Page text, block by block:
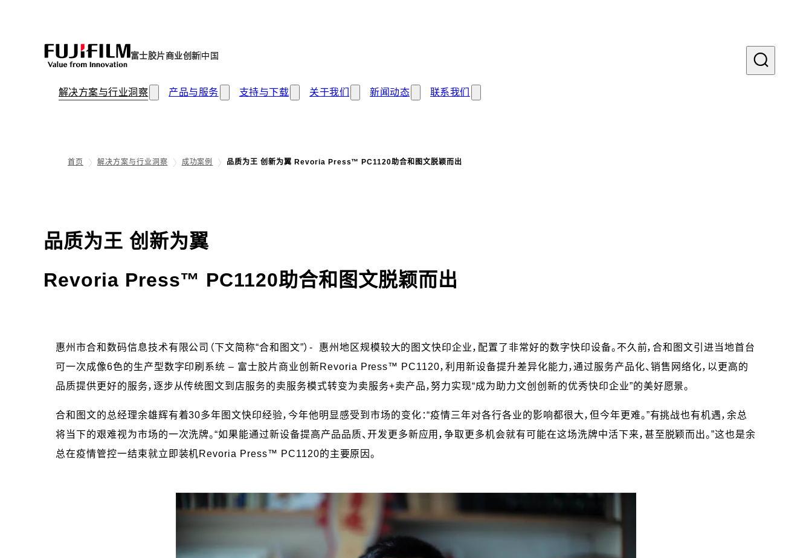
富士胶片商业创新中国
解决方案与行业洞察 产品与服务 支持与下载 关于我们 新闻动态 联系我们
首页 解决方案与行业洞察 成功案例 品质为王 创新为翼 Revoria Press™ PC1120助合和图文脱颖而出
品质为王 创新为翼
Revoria Press™ PC1120助合和图文脱颖而出
惠州市合和数码信息技术有限公司（下文简称“合和图文”）- 惠州地区规模较大的图文快印企业，配置了非常好的数字快印设备。不久前，合和图文引进当地首台
可一次成像6色的生产型数字印刷系统 – 富士胶片商业创新Revoria Press™ PC1120，利用新设备提升差异化能力，通过服务产品化、销售网络化，以更高的
品质提供更好的服务，逐步从传统图文到店服务的卖服务模式转变为卖服务+卖产品，努力实现“成为助力文创创新的优秀快印企业”的美好愿景。
合和图文的总经理余雄辉有着30多年图文快印经验，今年他明显感受到市场的变化：“疫情三年对各行各业的影响都很大，但今年更难。”有挑战也有机遇，余总
将当下的艰难视为市场的一次洗牌。“如果能通过新设备提高产品品质、开发更多新应用，争取更多机会就有可能在这场洗牌中活下来，甚至脱颖而出。”这也是余
总在疫情管控一结束就立即装机Revoria Press™ PC1120的主要原因。